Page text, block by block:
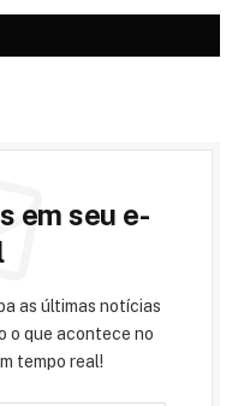
em seu e-
as últimas notícias
o que acontece no
tempo real!